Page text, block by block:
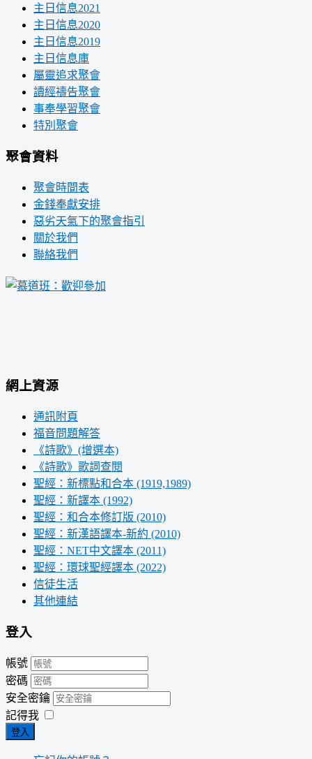
主日信息2021
主日信息2020
主日信息2019
主日信息庫
屬靈追求聚會
讀經禱告聚會
事奉學習聚會
特別聚會
聚會資料
聚會時間表
金錢奉獻安排
惡劣天氣下的聚會指引
關於我們
聯絡我們
網上資源
通訊附頁
福音問題解答
《詩歌》(增選本)
《詩歌》歌詞查閱
聖經：新標點和合本 (1919,1989)
聖經：新譯本 (1992)
聖經：和合本修訂版 (2010)
聖經：新漢語譯本-新約 (2010)
聖經：NET中文譯本 (2011)
聖經：環球聖經譯本 (2022)
信徒生活
其他連結
登入
帳號
密碼
安全密鑰
記得我
登入